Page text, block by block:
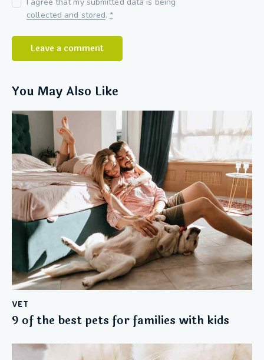
I agree that my submitted data is being
collected and stored.*
You May Also Like
VET
9 of the best pets for families with kids